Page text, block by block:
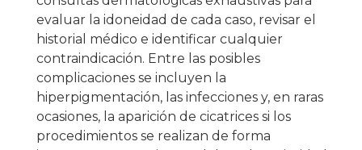
evaluar la idoneidad de cada caso, revisar el
historial médico e identificar cualquier
contraindicación. Entre las posibles
complicaciones se incluyen la
hiperpigmentación, las infecciones y, en raras
ocasiones, la aparición de cicatrices si los
procedimientos se realizan de forma